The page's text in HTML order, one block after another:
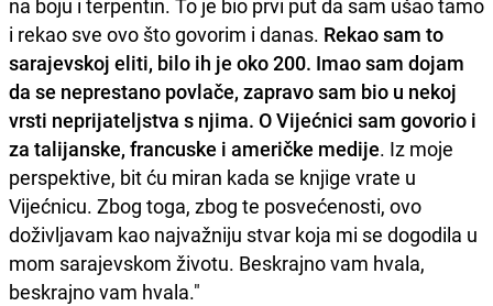
i rekao sve ovo što govorim i danas. Rekao sam to
sarajevskoj eliti, bilo ih je oko 200. Imao sam dojam
da se neprestano povlače, zapravo sam bio u nekoj
vrsti neprijateljstva s njima. O Vijećnici sam govorio i
za talijanske, francuske i američke medije. Iz moje
perspektive, bit ću miran kada se knjige vrate u
Vijećnicu. Zbog toga, zbog te posvećenosti, ovo
doživljavam kao najvažniju stvar koja mi se dogodila u
mom sarajevskom životu. Beskrajno vam hvala,
beskrajno vam hvala."